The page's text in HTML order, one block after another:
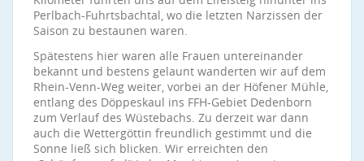
Perlbach-Fuhrtsbachtal, wo die letzten Narzissen der
Saison zu bestaunen waren.
Spätestens hier waren alle Frauen untereinander
bekannt und bestens gelaunt wanderten wir auf dem
Rhein-Venn-Weg weiter, vorbei an der Höfener Mühle,
entlang des Döppeskaul ins FFH-Gebiet Dedenborn
zum Verlauf des Wüstebachs. Zu derzeit war dann
auch die Wettergöttin freundlich gestimmt und die
Sonne ließ sich blicken. Wir erreichten den